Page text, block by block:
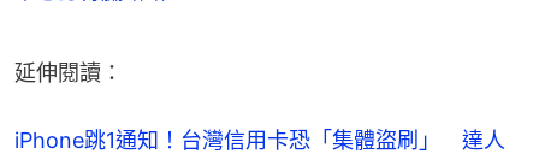
延伸閱讀：
iPhone跳1通知！台灣信用卡恐「集體盜刷」　達人